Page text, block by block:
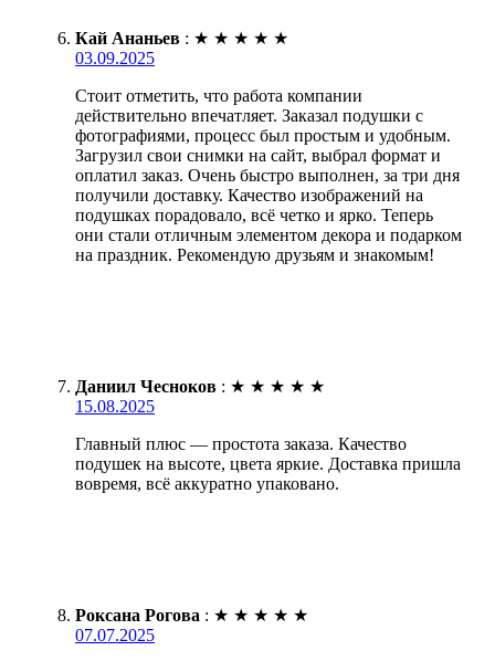
Кай Ананьев : ★ ★ ★ ★ ★
03.09.2025
Стоит отметить, что работа компании
действительно впечатляет. Заказал подушки с
фотографиями, процесс был простым и удобным.
Загрузил свои снимки на сайт, выбрал формат и
оплатил заказ. Очень быстро выполнен, за три дня
получили доставку. Качество изображений на
подушках порадовало, всё четко и ярко. Теперь
они стали отличным элементом декора и подарком
на праздник. Рекомендую друзьям и знакомым!
Даниил Чесноков : ★ ★ ★ ★ ★
15.08.2025
Главный плюс — простота заказа. Качество
подушек на высоте, цвета яркие. Доставка пришла
вовремя, всё аккуратно упаковано.
Роксана Рогова : ★ ★ ★ ★ ★
07.07.2025